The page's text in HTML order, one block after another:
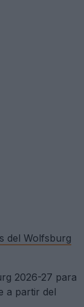
del Wolfsburg
2026-27 para
a partir del